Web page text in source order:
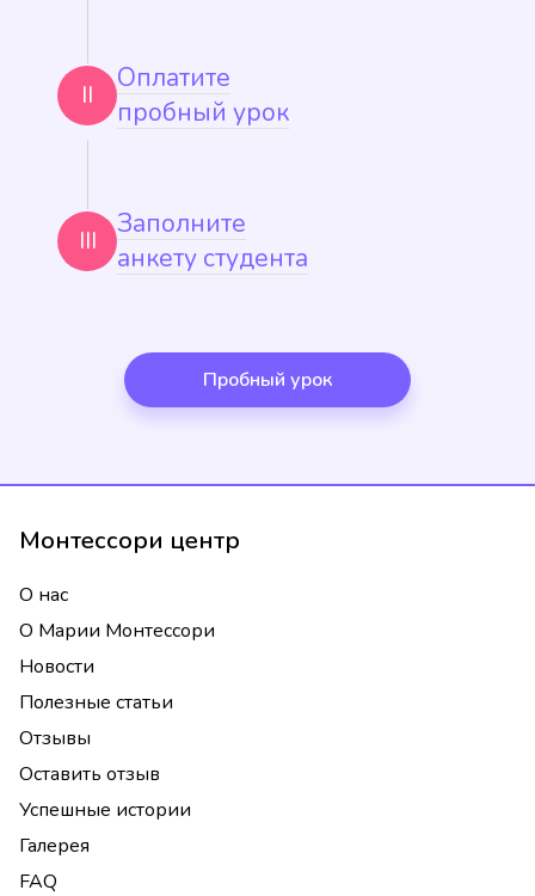
II
Оплатите
пробный урок
III
Заполните
анкету студента
Пробный урок
Монтессори центр
О нас
О Марии Монтессори
Новости
Полезные статьи
Отзывы
Оставить отзыв
Успешные истории
Галерея
FAQ